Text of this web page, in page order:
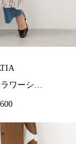
ラワーシ…